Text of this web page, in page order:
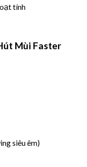
tính
Mùi Faster
siêu êm)